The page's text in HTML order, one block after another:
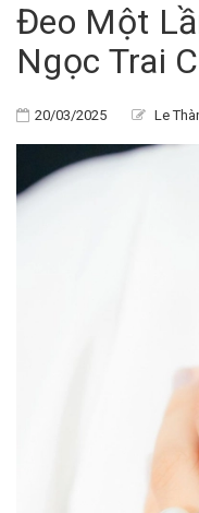
Đeo Một
Ngọc Trai
20/03/2025 Le